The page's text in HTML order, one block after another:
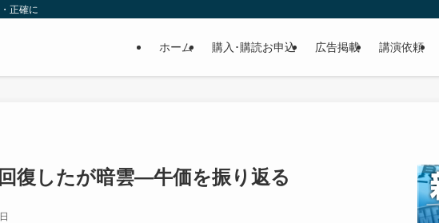
正確に
ホーム 購入･購読お申込 広告掲載 講演依頼
復したが暗雲—牛価を振り返る